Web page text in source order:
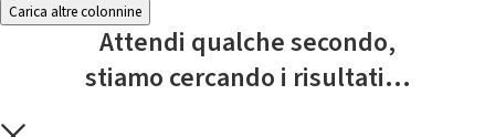
Carica altre colonnine
Attendi qualche secondo,
stiamo cercando i risultati...